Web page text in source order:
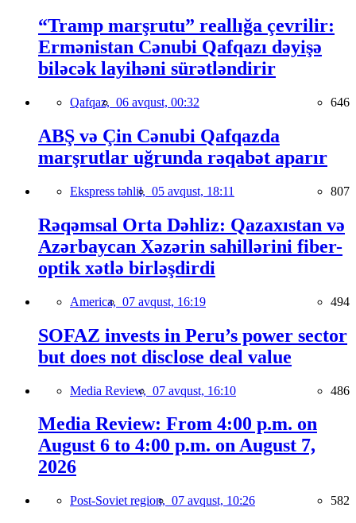
“Tramp marşrutu” reallığa çevrilir:
Ermənistan Cənubi Qafqazı dəyişə
biləcək layihəni sürətləndirir
Qafqaz, 06 avqust, 00:32 646
ABŞ və Çin Cənubi Qafqazda
marşrutlar uğrunda rəqabət aparır
Ekspress təhlil, 05 avqust, 18:11 807
Rəqəmsal Orta Dəhliz: Qazaxıstan və
Azərbaycan Xəzərin sahillərini fiber-
optik xətlə birləşdirdi
America, 07 avqust, 16:19 494
SOFAZ invests in Peru’s power sector
but does not disclose deal value
Media Review, 07 avqust, 16:10 486
Media Review: From 4:00 p.m. on
August 6 to 4:00 p.m. on August 7,
2026
Post-Soviet region, 07 avqust, 10:26 582